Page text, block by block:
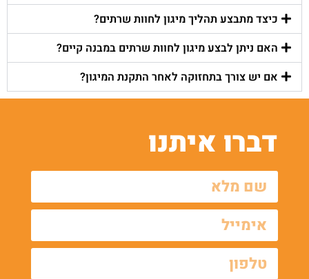
כיצד מתבצע תהליך מיגון לחוות שרתים?
האם ניתן לבצע מיגון לחוות שרתים במבנה קיים?
אם יש צורך בתחזוקה לאחר התקנת המיגון?
דברו איתנו